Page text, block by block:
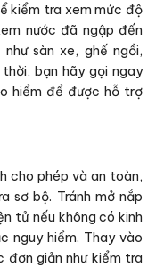
kiểm tra xem mức độ
nước đã ngập đến
sàn xe, ghế ngồi,
bạn hãy gọi ngay
hiểm để được hỗ trợ
cho phép và an toàn,
sơ bộ. Tránh mở nắp
tử nếu không có kinh
nguy hiểm. Thay vào
đơn giản như kiểm tra